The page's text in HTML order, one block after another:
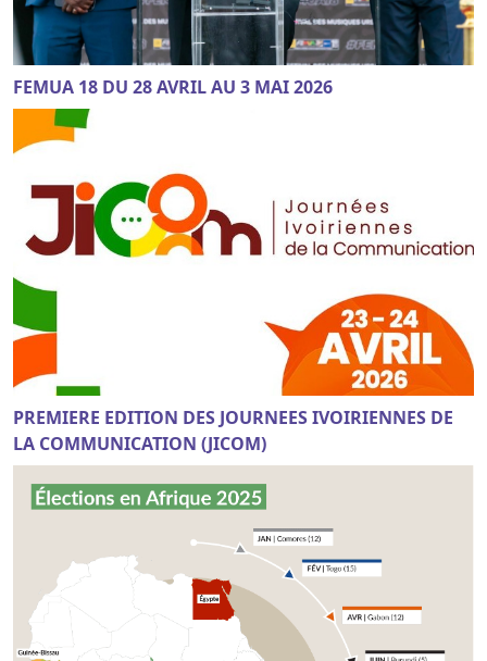
FEMUA 18 DU 28 AVRIL AU 3 MAI 2026
PREMIERE EDITION DES JOURNEES IVOIRIENNES DE
LA COMMUNICATION (JICOM)